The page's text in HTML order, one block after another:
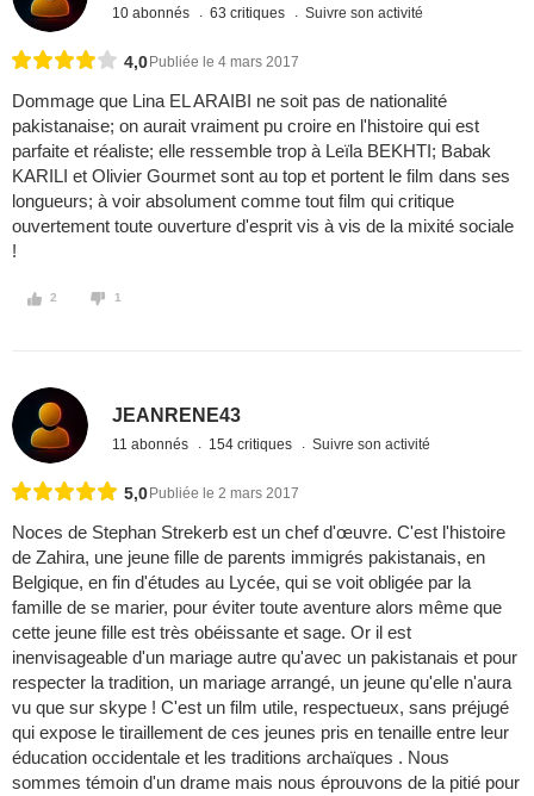
10 abonnés 63 critiques Suivre son activité
4,0 Publiée le 4 mars 2017
Dommage que Lina EL ARAIBI ne soit pas de nationalité
pakistanaise; on aurait vraiment pu croire en l'histoire qui est
parfaite et réaliste; elle ressemble trop à Leïla BEKHTI; Babak
KARILI et Olivier Gourmet sont au top et portent le film dans ses
longueurs; à voir absolument comme tout film qui critique
ouvertement toute ouverture d'esprit vis à vis de la mixité sociale
!
2 1
JEANRENE43
11 abonnés 154 critiques Suivre son activité
5,0 Publiée le 2 mars 2017
Noces de Stephan Strekerb est un chef d'œuvre. C'est l'histoire
de Zahira, une jeune fille de parents immigrés pakistanais, en
Belgique, en fin d'études au Lycée, qui se voit obligée par la
famille de se marier, pour éviter toute aventure alors même que
cette jeune fille est très obéissante et sage. Or il est
inenvisageable d'un mariage autre qu'avec un pakistanais et pour
respecter la tradition, un mariage arrangé, un jeune qu'elle n'aura
vu que sur skype ! C'est un film utile, respectueux, sans préjugé
qui expose le tiraillement de ces jeunes pris en tenaille entre leur
éducation occidentale et les traditions archaïques . Nous
sommes témoin d'un drame mais nous éprouvons de la pitié pour